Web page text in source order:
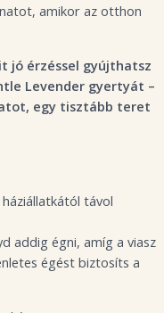
amikor az otthon
jó érzéssel gyújthatsz
Levender gyertyát –
egy tisztább teret
távol
addig égni, amíg a viasz
égést biztosíts a